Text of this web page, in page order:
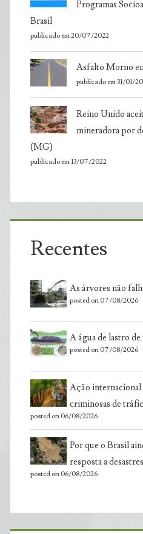
Programas
Brasil
publicado em 20/07/2022
Asfalto Morno
publicado em 31/01/
Reino Unido
mineradora por
(MG)
publicado em 13/07/2022
Recentes
As árvores não
posted on 07/08/2026
A água de lastro de
posted on 07/08/2026
Ação internacional
criminosas de
posted on 06/08/2026
Por que o Brasil
resposta a
posted on 06/08/2026